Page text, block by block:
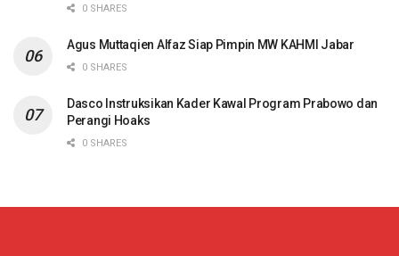
0 SHARES
Agus Muttaqien Alfaz Siap Pimpin MW KAHMI Jabar
0 SHARES
Dasco Instruksikan Kader Kawal Program Prabowo dan
Perangi Hoaks
0 SHARES